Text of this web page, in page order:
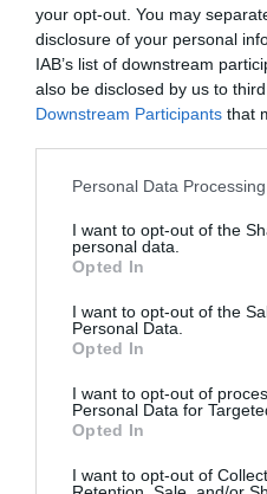
your opt-out. You may
disclosure of your personal
IAB’s list of downstream
also be disclosed by us to
Downstream Participants that
Please note that this website/
not limited to your visit or
grant or deny consent to
use your data for below
consent section.
Personal Data
I want to opt-out of the
personal data.
Opted In
I want to opt-out of the
Personal Data.
Opted In
I want to opt-out of
Personal Data for
Opted In
I want to opt-out of
horvátországi turisták
számokban is
2023 első 9 hónapjában
adatokhoz képest és 3,5
regisztráltak, ami 17%-kal
képest. A 2019-es
12%- kal magasabb az